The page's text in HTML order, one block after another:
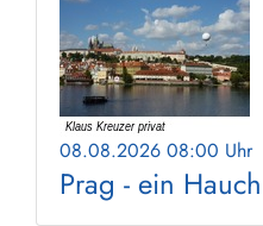
08.08.2026 08:00 Uhr
Prag - ein